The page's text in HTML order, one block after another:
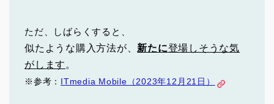
ただ、しばらくすると、
似たような購入方法が、 新たに登場しそうな気
がします 。
※参考： ITmedia Mobile（2023年12月21日）